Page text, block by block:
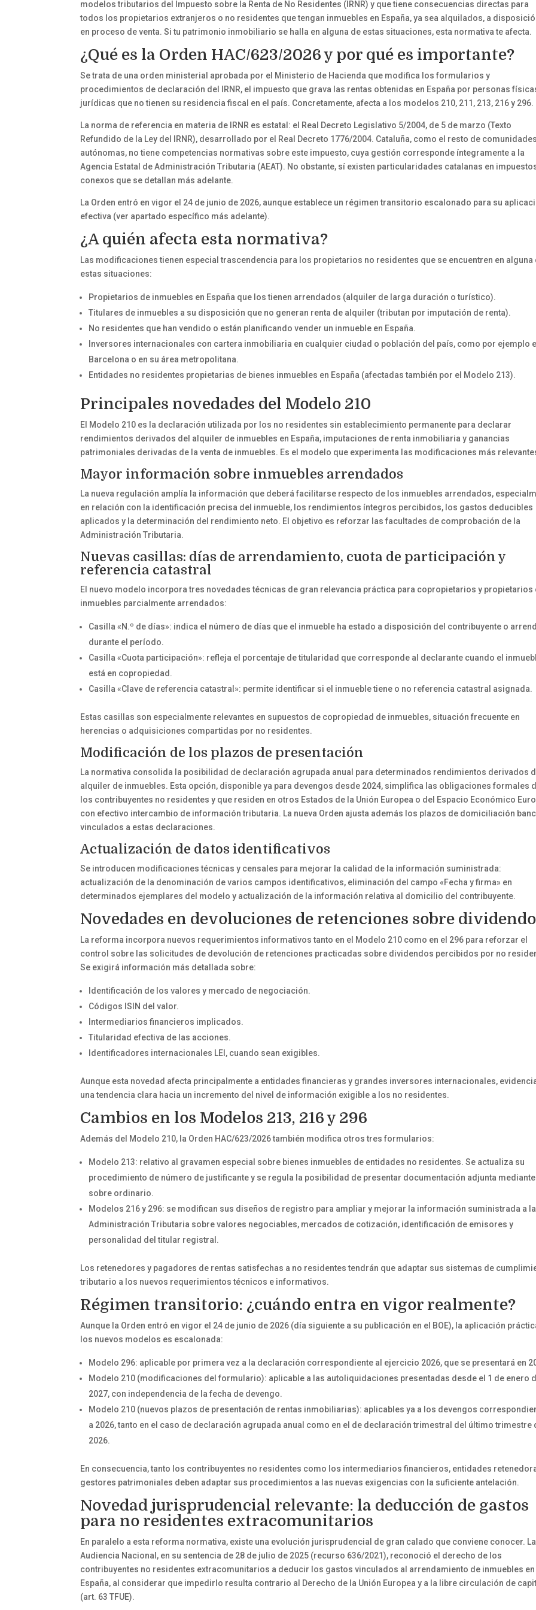
modelos tributarios del Impuesto sobre la Renta de No Residentes (IRNR) y que tiene consecuencias directas para
todos los propietarios extranjeros o no residentes que tengan inmuebles en España, ya sea alquilados, a
en proceso de venta. Si tu patrimonio inmobiliario se halla en alguna de estas situaciones, esta normativa te afecta.
¿Qué es la Orden HAC/623/2026 y por qué es importante?
Se trata de una orden ministerial aprobada por el Ministerio de Hacienda que modifica los formularios y
procedimientos de declaración del IRNR, el impuesto que grava las rentas obtenidas en España por personas
jurídicas que no tienen su residencia fiscal en el país. Concretamente, afecta a los modelos 210, 211, 213, 216 y 296.
La norma de referencia en materia de IRNR es estatal: el Real Decreto Legislativo 5/2004, de 5 de marzo (Texto
Refundido de la Ley del IRNR), desarrollado por el Real Decreto 1776/2004. Cataluña, como el resto de comunidades
autónomas, no tiene competencias normativas sobre este impuesto, cuya gestión corresponde íntegramente a la
Agencia Estatal de Administración Tributaria (AEAT). No obstante, sí existen particularidades catalanas en
conexos que se detallan más adelante.
La Orden entró en vigor el 24 de junio de 2026, aunque establece un régimen transitorio escalonado para su
efectiva (ver apartado específico más adelante).
¿A quién afecta esta normativa?
Las modificaciones tienen especial trascendencia para los propietarios no residentes que se encuentren en alguna
estas situaciones:
Propietarios de inmuebles en España que los tienen arrendados (alquiler de larga duración o turístico).
Titulares de inmuebles a su disposición que no generan renta de alquiler (tributan por imputación de renta).
No residentes que han vendido o están planificando vender un inmueble en España.
Inversores internacionales con cartera inmobiliaria en cualquier ciudad o población del país, como por ejemplo
Barcelona o en su área metropolitana.
Entidades no residentes propietarias de bienes inmuebles en España (afectadas también por el Modelo 213).
Principales novedades del Modelo 210
El Modelo 210 es la declaración utilizada por los no residentes sin establecimiento permanente para declarar
rendimientos derivados del alquiler de inmuebles en España, imputaciones de renta inmobiliaria y ganancias
patrimoniales derivadas de la venta de inmuebles. Es el modelo que experimenta las modificaciones más
Mayor información sobre inmuebles arrendados
La nueva regulación amplía la información que deberá facilitarse respecto de los inmuebles arrendados,
en relación con la identificación precisa del inmueble, los rendimientos íntegros percibidos, los gastos deducibles
aplicados y la determinación del rendimiento neto. El objetivo es reforzar las facultades de comprobación de la
Administración Tributaria.
Nuevas casillas: días de arrendamiento, cuota de participación y
referencia catastral
El nuevo modelo incorpora tres novedades técnicas de gran relevancia práctica para copropietarios y propietarios
inmuebles parcialmente arrendados:
Casilla «N.º de días»: indica el número de días que el inmueble ha estado a disposición del contribuyente o
durante el período.
Casilla «Cuota participación»: refleja el porcentaje de titularidad que corresponde al declarante cuando el
está en copropiedad.
Casilla «Clave de referencia catastral»: permite identificar si el inmueble tiene o no referencia catastral asignada.
Estas casillas son especialmente relevantes en supuestos de copropiedad de inmuebles, situación frecuente en
herencias o adquisiciones compartidas por no residentes.
Modificación de los plazos de presentación
La normativa consolida la posibilidad de declaración agrupada anual para determinados rendimientos derivados
alquiler de inmuebles. Esta opción, disponible ya para devengos desde 2024, simplifica las obligaciones formales
los contribuyentes no residentes y que residen en otros Estados de la Unión Europea o del Espacio Económico
con efectivo intercambio de información tributaria. La nueva Orden ajusta además los plazos de domiciliación
vinculados a estas declaraciones.
Actualización de datos identificativos
Se introducen modificaciones técnicas y censales para mejorar la calidad de la información suministrada:
actualización de la denominación de varios campos identificativos, eliminación del campo «Fecha y firma» en
determinados ejemplares del modelo y actualización de la información relativa al domicilio del contribuyente.
Novedades en devoluciones de retenciones sobre
La reforma incorpora nuevos requerimientos informativos tanto en el Modelo 210 como en el 296 para reforzar el
control sobre las solicitudes de devolución de retenciones practicadas sobre dividendos percibidos por no
Se exigirá información más detallada sobre:
Identificación de los valores y mercado de negociación.
Códigos ISIN del valor.
Intermediarios financieros implicados.
Titularidad efectiva de las acciones.
Identificadores internacionales LEI, cuando sean exigibles.
Aunque esta novedad afecta principalmente a entidades financieras y grandes inversores internacionales,
una tendencia clara hacia un incremento del nivel de información exigible a los no residentes.
Cambios en los Modelos 213, 216 y 296
Además del Modelo 210, la Orden HAC/623/2026 también modifica otros tres formularios:
Modelo 213: relativo al gravamen especial sobre bienes inmuebles de entidades no residentes. Se actualiza su
procedimiento de número de justificante y se regula la posibilidad de presentar documentación adjunta mediante
sobre ordinario.
Modelos 216 y 296: se modifican sus diseños de registro para ampliar y mejorar la información suministrada a la
Administración Tributaria sobre valores negociables, mercados de cotización, identificación de emisores y
personalidad del titular registral.
Los retenedores y pagadores de rentas satisfechas a no residentes tendrán que adaptar sus sistemas de
tributario a los nuevos requerimientos técnicos e informativos.
Régimen transitorio: ¿cuándo entra en vigor realmente?
Aunque la Orden entró en vigor el 24 de junio de 2026 (día siguiente a su publicación en el BOE), la aplicación
los nuevos modelos es escalonada:
Modelo 296: aplicable por primera vez a la declaración correspondiente al ejercicio 2026, que se presentará en
Modelo 210 (modificaciones del formulario): aplicable a las autoliquidaciones presentadas desde el 1 de enero
2027, con independencia de la fecha de devengo.
Modelo 210 (nuevos plazos de presentación de rentas inmobiliarias): aplicables ya a los devengos
a 2026, tanto en el caso de declaración agrupada anual como en el de declaración trimestral del último trimestre
2026.
En consecuencia, tanto los contribuyentes no residentes como los intermediarios financieros, entidades
gestores patrimoniales deben adaptar sus procedimientos a las nuevas exigencias con la suficiente antelación.
Novedad jurisprudencial relevante: la deducción de gastos
para no residentes extracomunitarios
En paralelo a esta reforma normativa, existe una evolución jurisprudencial de gran calado que conviene conocer. La
Audiencia Nacional, en su sentencia de 28 de julio de 2025 (recurso 636/2021), reconoció el derecho de los
contribuyentes no residentes extracomunitarios a deducir los gastos vinculados al arrendamiento de inmuebles en
España, al considerar que impedirlo resulta contrario al Derecho de la Unión Europea y a la libre circulación de
(art. 63 TFUE).